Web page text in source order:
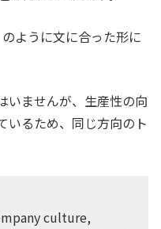
ように文に合った形に
いませんが、生産性の向
いるため、同じ方向のト
culture,